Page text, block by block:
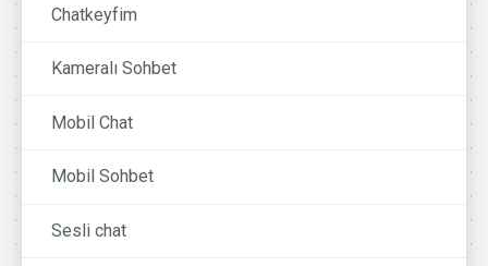
Chatkeyfim
Kameralı Sohbet
Mobil Chat
Mobil Sohbet
Sesli chat